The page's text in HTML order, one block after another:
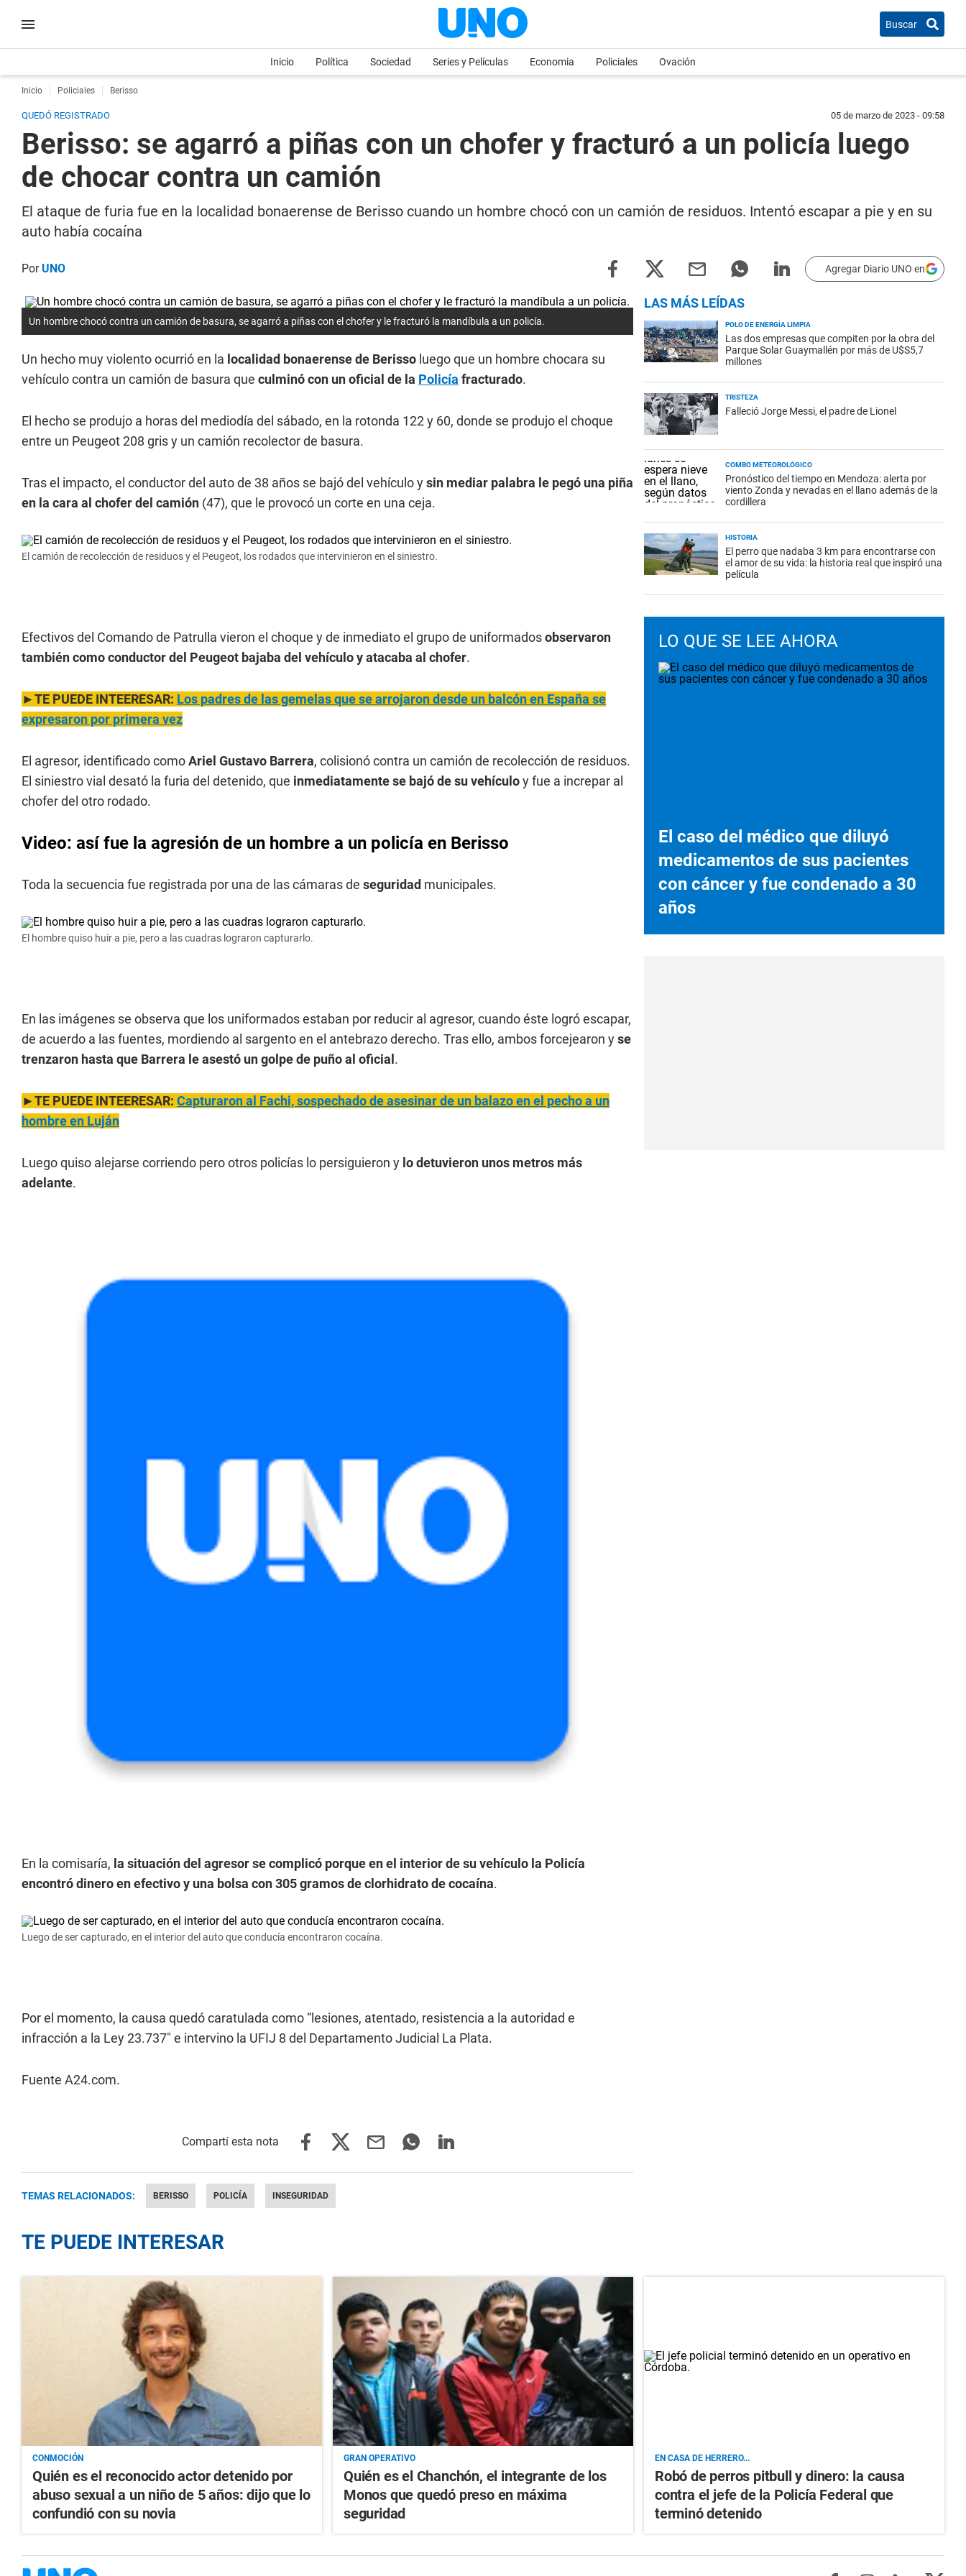
Buscar
Inicio Política Sociedad Series y Películas Economia Policiales Ovación
Inicio Policiales Berisso
QUEDÓ REGISTRADO 05 de marzo de 2023 - 09:58
Berisso: se agarró a piñas con un chofer y fracturó a un policía luego
de chocar contra un camión
El ataque de furia fue en la localidad bonaerense de Berisso cuando un hombre chocó con un camión de residuos. Intentó escapar a pie y en su
auto había cocaína
PorUNO Agregar Diario UNO en
Un hombre chocó contra un camión de basura, se agarró a piñas con el chofer y le fracturó la mandíbula a un policía.
Un hecho muy violento ocurrió en la localidad bonaerense de Berisso luego que un hombre chocara su
vehículo contra un camión de basura que culminó con un oficial de la Policía fracturado.
El hecho se produjo a horas del mediodía del sábado, en la rotonda 122 y 60, donde se produjo el choque
entre un Peugeot 208 gris y un camión recolector de basura.
Tras el impacto, el conductor del auto de 38 años se bajó del vehículo ysin mediar palabra le pegó una piña
en la cara al chofer del camión (47), que le provocó un corte en una ceja.
El camión de recolección de residuos y el Peugeot, los rodados que intervinieron en el siniestro.
Efectivos del Comando de Patrulla vieron el choque y de inmediato el grupo de uniformadosobservaron
también como conductor del Peugeot bajaba del vehículo y atacaba al chofer.
►TE PUEDE INTEERESAR: Los padres de las gemelas que se arrojaron desde un balcón en España se
expresaron por primera vez
El agresor, identificado comoAriel Gustavo Barrera, colisionó contra un camión de recolección de residuos.
El siniestro vial desató la furia del detenido, que inmediatamente se bajó de su vehículoy fue a increpar al
chofer del otro rodado.
Video: así fue la agresión de un hombre a un policía en Berisso
Toda la secuencia fue registrada por una de las cámaras de seguridad municipales.
El hombre quiso huir a pie, pero a las cuadras lograron capturarlo.
En las imágenes se observa que los uniformados estaban por reducir al agresor, cuando éste logró escapar,
de acuerdo a las fuentes, mordiendo al sargento en el antebrazo derecho. Tras ello, ambos forcejearon yse
trenzaron hasta que Barrera le asestó un golpe de puño al oficial .
►TE PUEDE INTEERESAR: Capturaron al Fachi, sospechado de asesinar de un balazo en el pecho a un
hombre en Luján
Luego quiso alejarse corriendo pero otros policías lo persiguieron y lo detuvieron unos metros más
adelante.
En la comisaría, la situación del agresor se complicó porque en el interior de su vehículo la Policía
encontró dinero en efectivo y una bolsa con 305 gramos de clorhidrato de cocaína.
Luego de ser capturado, en el interior del auto que conducía encontraron cocaína.
Por el momento, la causa quedó caratulada como “lesiones, atentado, resistencia a la autoridad e
infracción a la Ley 23.737″ e intervino la UFIJ 8 del Departamento Judicial La Plata.
Fuente A24.com.
TEMAS RELACIONADOS: BERISSO POLICÍA INSEGURIDAD
LAS MÁS LEÍDAS
POLO DE ENERGÍA LIMPIA
Las dos empresas que compiten por la obra del
Parque Solar Guaymallén por más de U$S5,7
millones
TRISTEZA
Falleció Jorge Messi, el padre de Lionel
COMBO METEOROLÓGICO
Pronóstico del tiempo en Mendoza: alerta por
viento Zonda y nevadas en el llano además de la
cordillera
HISTORIA
El perro que nadaba 3 km para encontrarse con
el amor de su vida: la historia real que inspiró una
película
LO QUE SE LEE AHORA
El caso del médico que diluyó
medicamentos de sus pacientes
con cáncer y fue condenado a 30
años
TE PUEDE INTERESAR
CONMOCIÓN
Quién es el reconocido actor detenido por
abuso sexual a un niño de 5 años: dijo que lo
confundió con su novia
GRAN OPERATIVO
Quién es el Chanchón, el integrante de los
Monos que quedó preso en máxima
seguridad
EN CASA DE HERRERO...
Robó de perros pitbull y dinero: la causa
contra el jefe de la Policía Federal que
terminó detenido